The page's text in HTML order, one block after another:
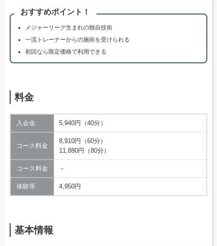
おすすめポイント！
メジャーリーグ生まれの独自技術
一流トレーナーからの施術を受けられる
初回なら限定価格で利用できる
料金
入会金 5,940円（40分）
コース料金
8,910円（60分）
11,880円（80分）
コース料金 －
体験等 4,950円
基本情報